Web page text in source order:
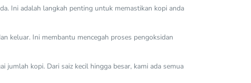
Ini adalah langkah penting untuk memastikan kopi anda
keluar. Ini membantu mencegah proses pengoksidan
jumlah kopi. Dari saiz kecil hingga besar, kami ada semua